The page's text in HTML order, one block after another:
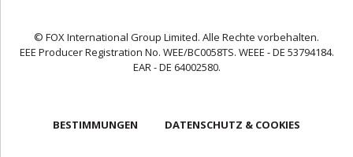
© FOX International Group Limited. Alle Rechte vorbehalten.
EEE Producer Registration No. WEE/BC0058TS. WEEE - DE 53794184.
EAR - DE 64002580.
BESTIMMUNGEN DATENSCHUTZ & COOKIES